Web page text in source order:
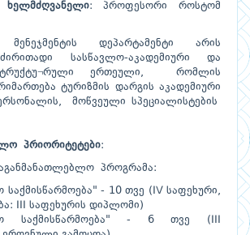
ხელმძღვანელი: პროფესორი როსტომ
მენეჯმენტის დეპარტამენტი არის
სასწავლო-აკადემიური და
ერთეული, რომლის
ტურიზმის დარგის აკადემიური
მოწვეული სპეციალისტების
პრიორიტეტები:
პროგრამა:
საქმისწარმოება" - 10 თვე (IV საფეხური,
III საფეხურის დიპლომი)
საქმისწარმოება" - 6 თვე (III